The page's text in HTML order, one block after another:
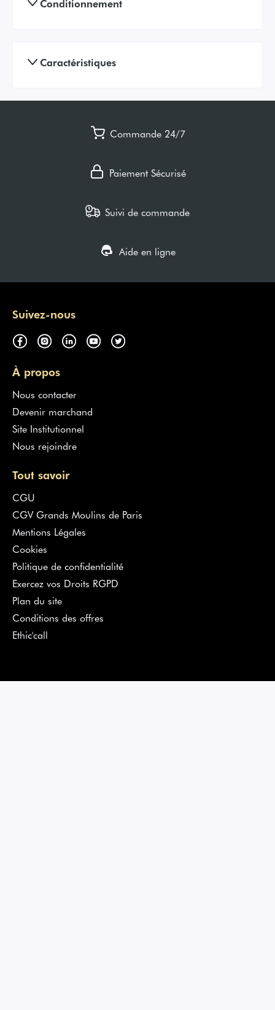
Conditionnement
Caractéristiques
Commande 24/7
Paiement Sécurisé
Suivi de commande
Aide en ligne
Suivez-nous
À propos
Nous contacter
Devenir marchand
Site Institutionnel
Nous rejoindre
Tout savoir
CGU
CGV Grands Moulins de Paris
Mentions Légales
Cookies
Politique de confidentialité
Exercez vos Droits RGPD
Plan du site
Conditions des offres
Ethic'call